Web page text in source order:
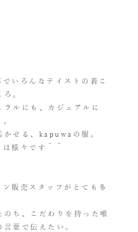
いろんなテイストの着こ
。
ルにも、カジュアルに
かせる、kapuwaの服。
様々です＾＾
販売スタッフがとても多
ち、こだわりを持った唯
葉で伝えたい。